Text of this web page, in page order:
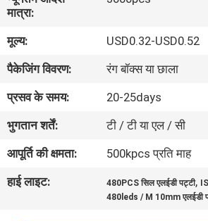
गुणवत्ता
नियंत्रण
संपर्क
करें
एक
मात्रा:
मूल्य:
USD0.32-USD0.52
पैकेजिंग विवरण:
रंग बॉक्स या छाला
प्रसव के समय:
20-25days
भुगतान शर्तें:
टी / टी या एल / सी
आपूर्ति की क्षमता:
500kpcs प्रति माह
हाई लाइट:
480PCS सिल एलईडी पट्टी,
480leds / M 10mm एलईडी